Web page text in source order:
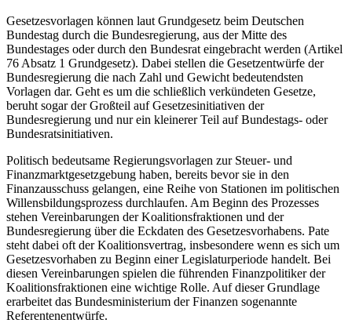
Gesetzesvorlagen können laut Grundgesetz beim Deutschen
Bundestag durch die Bundesregierung, aus der Mitte des
Bundestages oder durch den Bundesrat eingebracht werden (Artikel
76 Absatz 1 Grundgesetz). Dabei stellen die Gesetzentwürfe der
Bundesregierung die nach Zahl und Gewicht bedeutendsten
Vorlagen dar. Geht es um die schließlich verkündeten Gesetze,
beruht sogar der Großteil auf Gesetzesinitiativen der
Bundesregierung und nur ein kleinerer Teil auf Bundestags- oder
Bundesratsinitiativen.
Politisch bedeutsame Regierungsvorlagen zur Steuer- und
Finanzmarktgesetzgebung haben, bereits bevor sie in den
Finanzausschuss gelangen, eine Reihe von Stationen im politischen
Willensbildungsprozess durchlaufen. Am Beginn des Prozesses
stehen Vereinbarungen der Koalitionsfraktionen und der
Bundesregierung über die Eckdaten des Gesetzesvorhabens. Pate
steht dabei oft der Koalitionsvertrag, insbesondere wenn es sich um
Gesetzesvorhaben zu Beginn einer Legislaturperiode handelt. Bei
diesen Vereinbarungen spielen die führenden Finanzpolitiker der
Koalitionsfraktionen eine wichtige Rolle. Auf dieser Grundlage
erarbeitet das Bundesministerium der Finanzen sogenannte
Referentenentwürfe.